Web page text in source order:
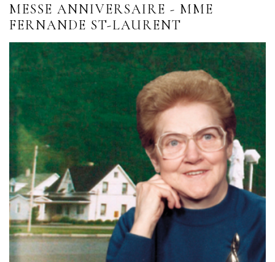
MESSE ANNIVERSAIRE - MME
FERNANDE ST-LAURENT